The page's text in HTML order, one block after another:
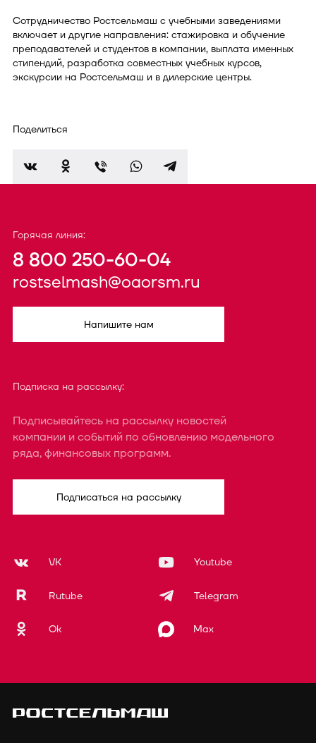
Сотрудничество Ростсельмаш с учебными заведениями
включает и другие направления: стажировка и обучение
преподавателей и студентов в компании, выплата именных
стипендий, разработка совместных учебных курсов,
экскурсии на Ростсельмаш и в дилерские центры.
Поделиться
Горячая линия:
8 800 250-60-04
rostselmash@oaorsm.ru
Напишите нам
Подписка на рассылку:
Подписывайтесь на рассылку новостей
компании и событий по обновлению модельного
ряда, финансовых программ.
Подписаться на рассылку
VK Youtube
Rutube Telegram
Ok Max